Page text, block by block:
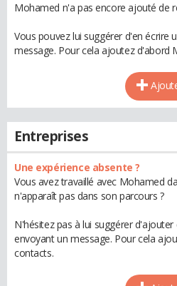
Mohamed n'a pas encore ajouté de
Vous pouvez lui suggérer d'en écrire
message. Pour cela ajoutez d'abord
Entreprises
Une expérience absente ?
Vous avez travaillé avec Mohamed
n'apparaît pas dans son parcours ?
N'hésitez pas à lui suggérer
envoyant un message. Pour cela
contacts.